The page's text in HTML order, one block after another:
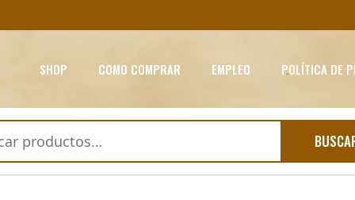
SHOP COMO COMPRAR EMPLEO POLÍTICA DE